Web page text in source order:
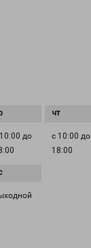
до
с 10:00 до
18:00